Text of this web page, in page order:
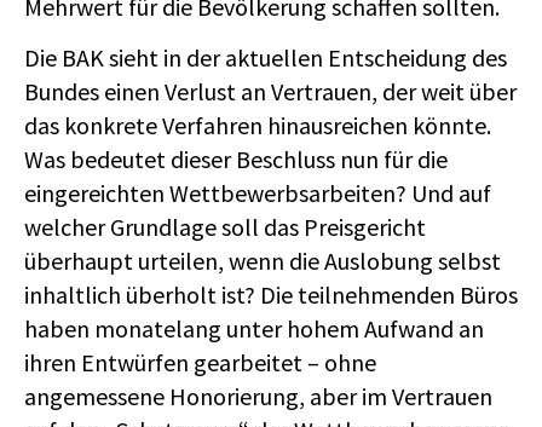
Mehrwert für die Bevölkerung schaffen sollten.
Die BAK sieht in der aktuellen Entscheidung des
Bundes einen Verlust an Vertrauen, der weit über
das konkrete Verfahren hinausreichen könnte.
Was bedeutet dieser Beschluss nun für die
eingereichten Wettbewerbsarbeiten? Und auf
welcher Grundlage soll das Preisgericht
überhaupt urteilen, wenn die Auslobung selbst
inhaltlich überholt ist? Die teilnehmenden Büros
haben monatelang unter hohem Aufwand an
ihren Entwürfen gearbeitet – ohne
angemessene Honorierung, aber im Vertrauen